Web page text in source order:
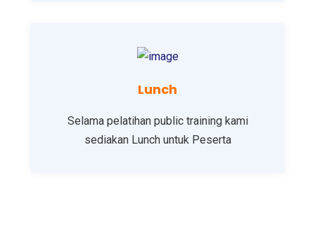
Lunch
Selama pelatihan public training kami
sediakan Lunch untuk Peserta